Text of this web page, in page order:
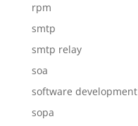
rpm
smtp
smtp relay
soa
software development
sopa